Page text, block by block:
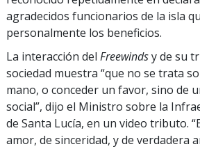
agradecidos funcionarios de la isla
personalmente los beneficios.
La interacción del Freewindsy de su
sociedad muestra “que no se trata
mano, o conceder un favor, sino de
social”, dijo el Ministro sobre la
de Santa Lucía, en un video tributo.
amor, de sinceridad, y de verdadera